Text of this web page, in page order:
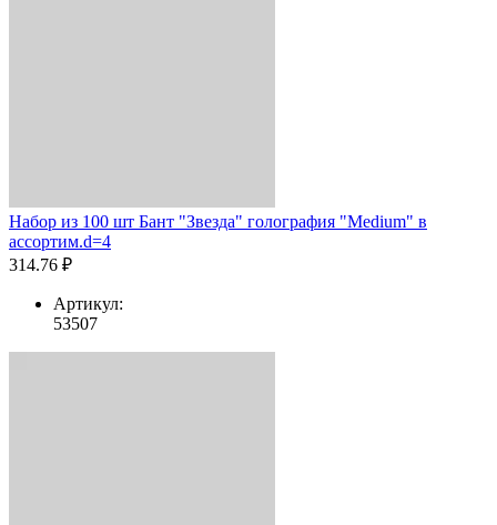
Набор из 100 шт Бант "Звезда" голография "Medium" в
ассортим.d=4
314.76 ₽
Артикул:
53507